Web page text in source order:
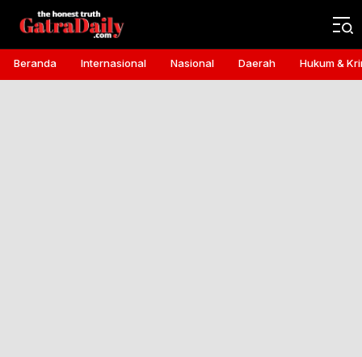
Gatra Daily
the honest truth
Beranda Internasional Nasional Daerah Hukum &